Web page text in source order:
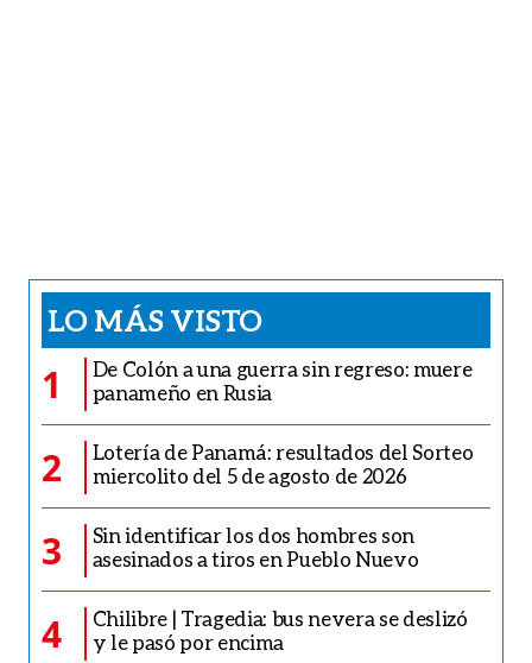
LO MÁS VISTO
1
De Colón a una guerra sin regreso: muere
panameño en Rusia
2
Lotería de Panamá: resultados del Sorteo
miercolito del 5 de agosto de 2026
3
Sin identificar los dos hombres son
asesinados a tiros en Pueblo Nuevo
4
Chilibre | Tragedia: bus nevera se deslizó
y le pasó por encima